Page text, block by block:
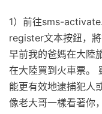
1）前往sms-
register文本按鈕，將
早前我的爸媽在大陸
在大陸買到火車票。
能更有效地逮捕犯人
像老大哥一樣看著你